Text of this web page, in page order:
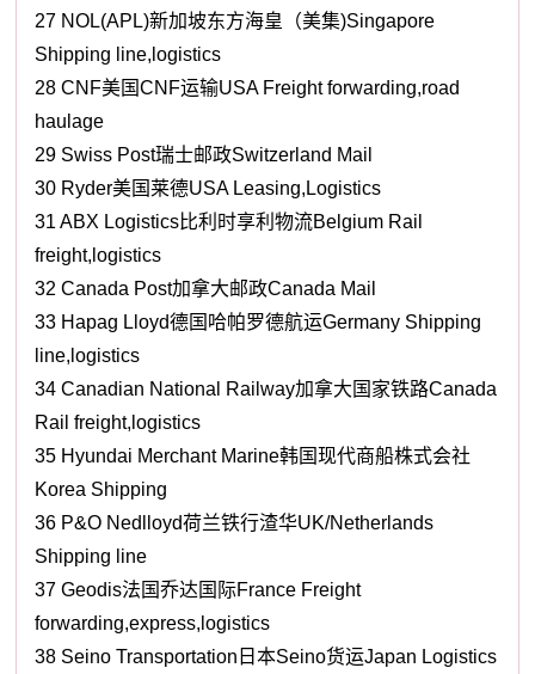
27 NOL(APL)新加坡东方海皇（美集)Singapore
Shipping line,logistics
28 CNF美国CNF运输USA Freight forwarding,road
haulage
29 Swiss Post瑞士邮政Switzerland Mail
30 Ryder美国莱德USA Leasing,Logistics
31 ABX Logistics比利时享利物流Belgium Rail
freight,logistics
32 Canada Post加拿大邮政Canada Mail
33 Hapag Lloyd德国哈帕罗德航运Germany Shipping
line,logistics
34 Canadian National Railway加拿大国家铁路Canada
Rail freight,logistics
35 Hyundai Merchant Marine韩国现代商船株式会社
Korea Shipping
36 P&O Nedlloyd荷兰铁行渣华UK/Netherlands
Shipping line
37 Geodis法国乔达国际France Freight
forwarding,express,logistics
38 Seino Transportation日本Seino货运Japan Logistics